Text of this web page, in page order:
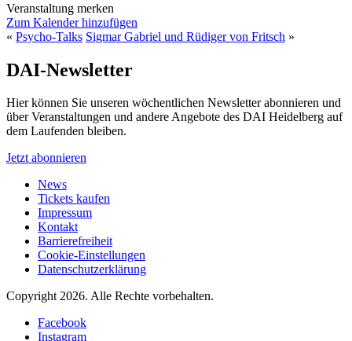
Veranstaltung merken
Zum Kalender hinzufügen
« Psycho-Talks Sigmar Gabriel und Rüdiger von Fritsch »
DAI-Newsletter
Hier können Sie unseren wöchentlichen Newsletter abonnieren und
über Veranstaltungen und andere Angebote des DAI Heidelberg auf
dem Laufenden bleiben.
Jetzt abonnieren
News
Tickets kaufen
Impressum
Kontakt
Barrierefreiheit
Cookie-Einstellungen
Datenschutzerklärung
Copyright 2026. Alle Rechte vorbehalten.
Facebook
Instagram